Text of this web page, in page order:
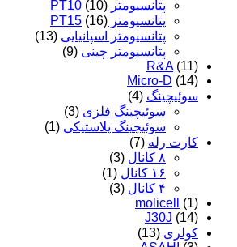
پتانسیومتر PT10 (10)
پتانسیومتر PT15 (16)
پتانسیومتر اسپانیایی (13)
پتانسیومتر چینی (9)
R&A (11)
Micro-D (14)
سوئیچینگ (4)
سوئیچینگ فلزی (3)
سوئیچینگ پلاستیکی (1)
کارت رله (7)
۸ کانال
(3)
۱۶ کانال
(1)
۴ کانال
(3)
molicell
(1)
J30J (14)
کولری (13)